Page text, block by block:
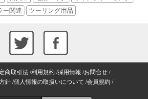
ー関連 ツーリング用品
商取引法 利用規約 採用情報 お問合せ
針 個人情報の取扱いについて 会員規約